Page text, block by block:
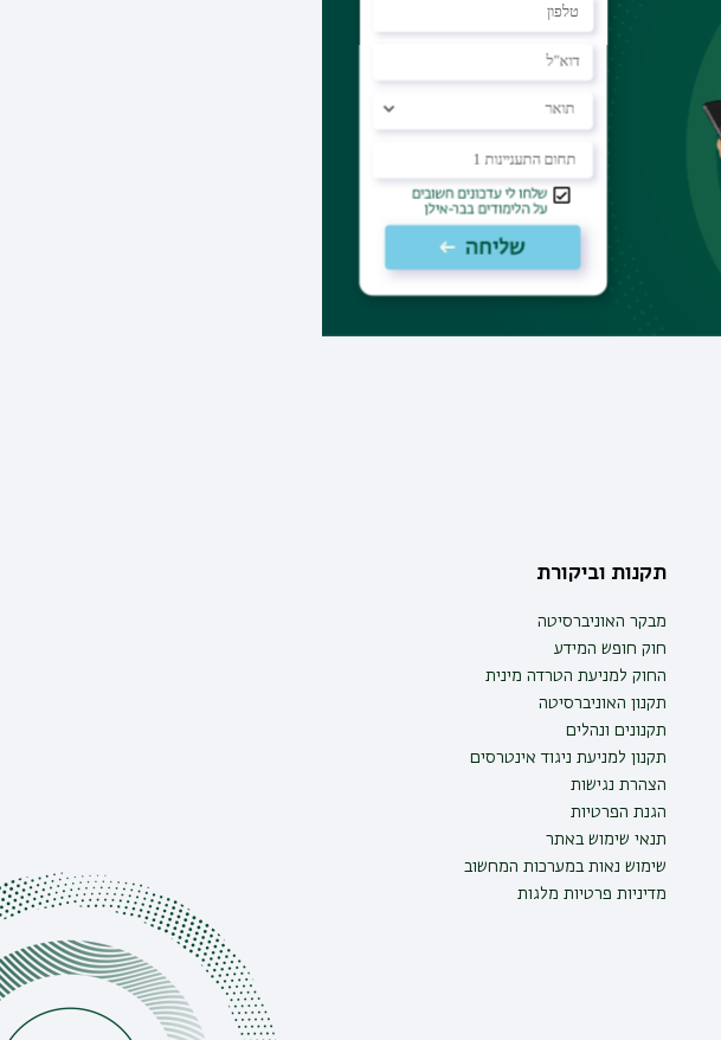
תקנות וביקורת
מבקר האוניברסיטה
חוק חופש המידע
החוק למניעת הטרדה מינית
תקנון האוניברסיטה
תקנונים ונהלים
תקנון למניעת ניגוד אינטרסים
הצהרת נגישות
הגנת הפרטיות
תנאי שימוש באתר
שימוש נאות במערכות המחשוב
מדיניות פרטיות מלגות